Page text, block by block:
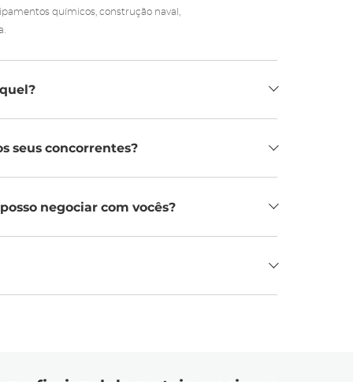
químicos, construção naval,
seus concorrentes?
negociar com vocês?